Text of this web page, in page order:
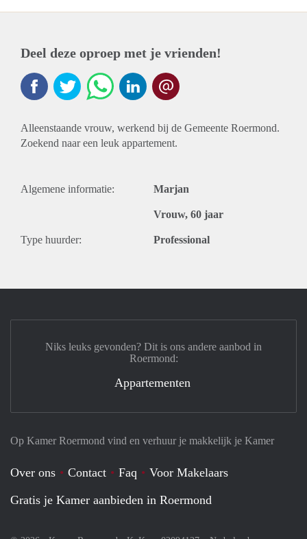
Deel deze oproep met je vrienden!
Alleenstaande vrouw, werkend bij de Gemeente Roermond.
Zoekend naar een leuk appartement.
Algemene informatie: Marjan
Vrouw, 60 jaar
Type huurder: Professional
Op Kamer Roermond vind en verhuur je makkelijk je Kamer
Over ons Contact Faq
Voor Makelaars
Gratis je Kamer aanbieden in Roermond
Niks leuks gevonden? Dit is ons andere aanbod in
Roermond:
Appartementen